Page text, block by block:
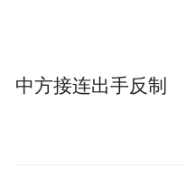
山东在生态空间的
省划定生态保护红
自然保护地整合优
中方接连出手反制